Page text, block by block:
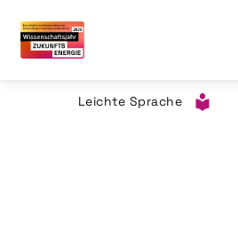
Leichte Sprache